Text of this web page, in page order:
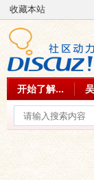
收藏本站
开始了解...